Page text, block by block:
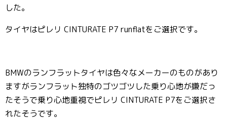
した。
タイヤはピレリ CINTURATE P7 runflatをご選択です。
BMWのランフラットタイヤは色々なメーカーのものがあり
ますがランフラット独特のゴツゴツした乗り心地が嫌だっ
たそうで乗り心地重視でピレリ CINTURATE P7をご選択さ
れたそうです。